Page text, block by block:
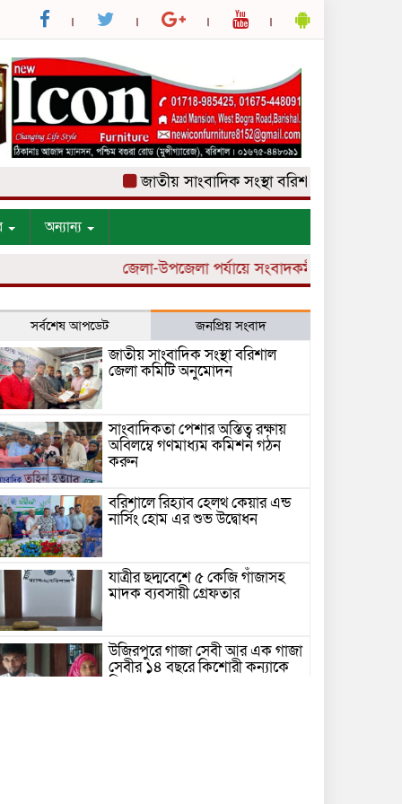
জাতীয় সাংবাদিক সংস্থা বরিশাল জেলা কমিটি
অন্যান্য
জেলা-উপজেলা পর্যায়ে সংবাদকর্মী নিয়োগ চলছে।
সর্বশেষ আপডেট জনপ্রিয় সংবাদ
জাতীয় সাংবাদিক সংস্থা বরিশাল
জেলা কমিটি অনুমোদন
সাংবাদিকতা পেশার অস্তিত্ব রক্ষায়
অবিলম্বে গণমাধ্যম কমিশন গঠন
করুন
বরিশালে রিহ্যাব হেলথ কেয়ার এন্ড
নার্সিং হোম এর শুভ উদ্বোধন
যাত্রীর ছদ্মবেশে ৫ কেজি গাঁজাসহ
মাদক ব্যবসায়ী গ্রেফতার
উজিরপুরে গাজা সেবী আর এক গাজা
সেবীর ১৪ বছরে কিশোরী কন্যাকে
বিয়ে, এলাকায় তোলপাড়